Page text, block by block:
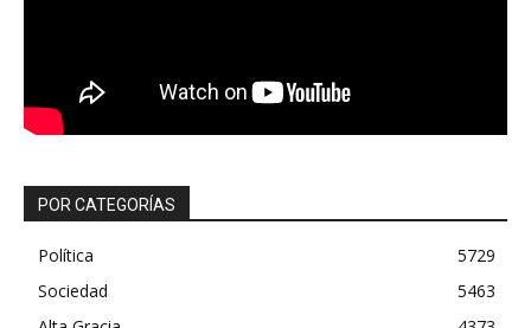
POR CATEGORÍAS
Política
5729
Sociedad
5463